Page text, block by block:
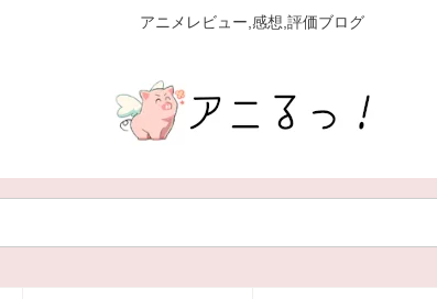
アニメレビュー,感想,評価ブログ